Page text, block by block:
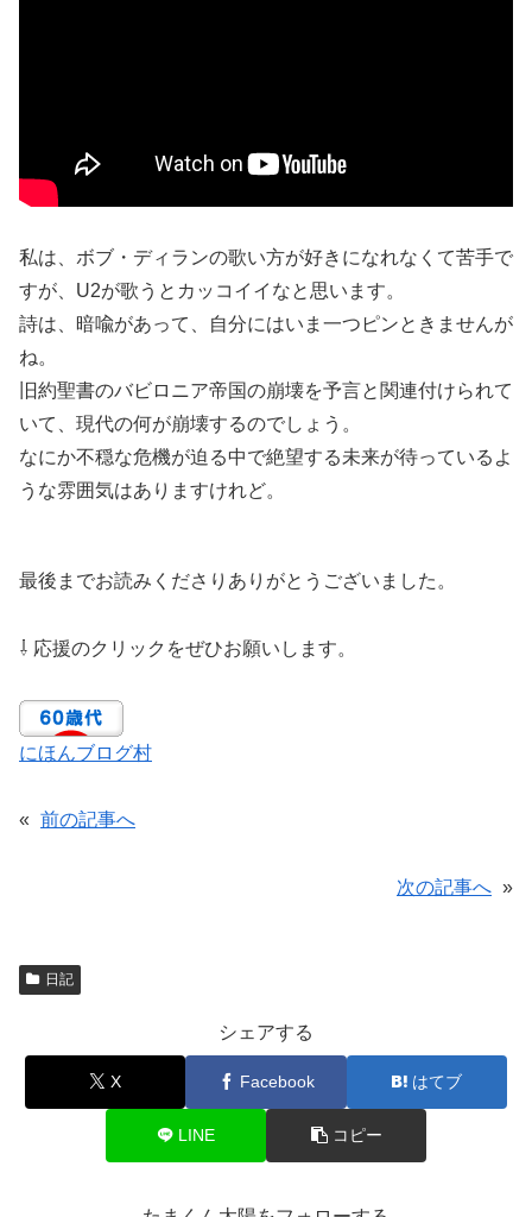
私は、ボブ・ディランの歌い方が好きになれなくて苦手で
すが、U2が歌うとカッコイイなと思います。
詩は、暗喩があって、自分にはいま一つピンときませんが
ね。
旧約聖書のバビロニア帝国の崩壊を予言と関連付けられて
いて、現代の何が崩壊するのでしょう。
なにか不穏な危機が迫る中で絶望する未来が待っているよ
うな雰囲気はありますけれど。
最後までお読みくださりありがとうございました。
⇩ 応援のクリックをぜひお願いします。
にほんブログ村
« 前の記事へ
次の記事へ »
日記
シェアする
X Facebook はてブ
LINE コピー